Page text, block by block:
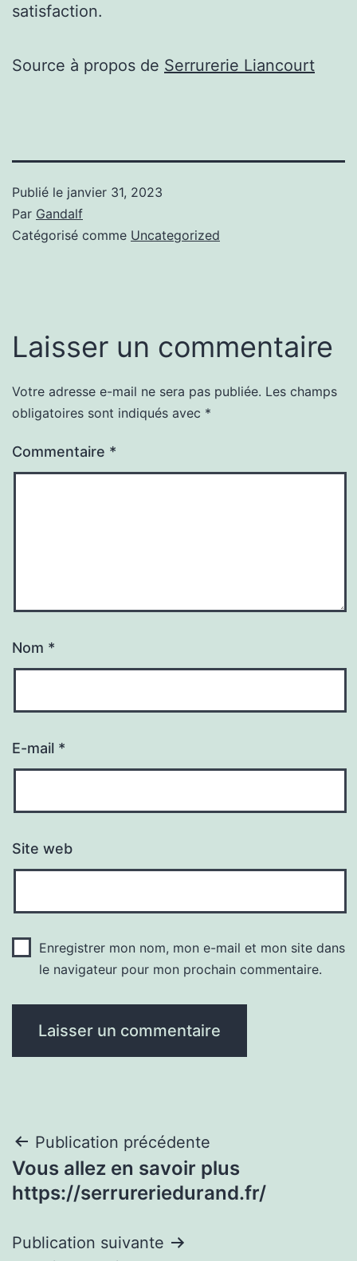
satisfaction.
Source à propos de Serrurerie Liancourt
Publié le janvier 31, 2023
Par Gandalf
Catégorisé comme Uncategorized
Laisser un commentaire
Votre adresse e-mail ne sera pas publiée. Les champs
obligatoires sont indiqués avec *
Commentaire *
Nom *
E-mail *
Site web
Enregistrer mon nom, mon e-mail et mon site dans
le navigateur pour mon prochain commentaire.
Navigation
de
Publication précédente
Vous allez en savoir plus
https://serrureriedurand.fr/
Publication suivante